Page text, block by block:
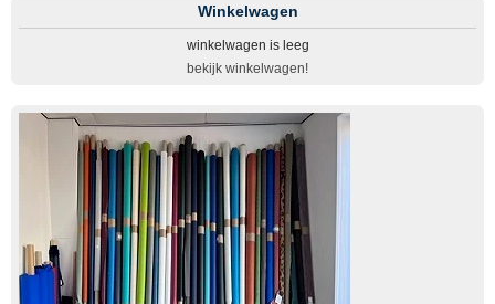
Winkelwagen
winkelwagen is leeg
bekijk winkelwagen!